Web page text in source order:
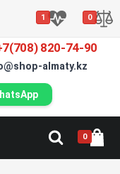
1 0
820-74-90
almaty.kz
0